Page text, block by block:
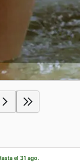
el 31 ago.